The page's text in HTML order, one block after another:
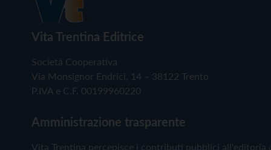
Vita Trentina Editrice
Società Cooperativa
Via Monsignor Endrici, 14 – 38122 Trento
P.IVA e C.F. 00199960220
Amministrazione trasparente
Vita Trentina percepisce i contributi pubblici all'editoria